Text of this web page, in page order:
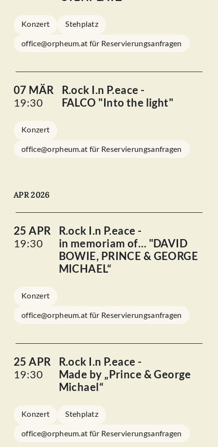
Konzert Stehplatz
office@orpheum.at für Reservierungsanfragen
07 MÄR
19:30
R.ock I.n P.eace -
FALCO "Into the light"
Konzert
office@orpheum.at für Reservierungsanfragen
APR 2026
25 APR
19:30
R.ock I.n P.eace -
in memoriam of… "DAVID
BOWIE, PRINCE & GEORGE
MICHAEL“
Konzert
office@orpheum.at für Reservierungsanfragen
25 APR
19:30
R.ock I.n P.eace -
Made by „Prince & George
Michael“
Konzert Stehplatz
office@orpheum.at für Reservierungsanfragen